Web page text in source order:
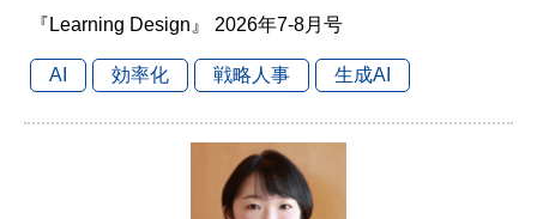
『Learning Design』 2026年7-8月号
AI 効率化 戦略人事 生成AI